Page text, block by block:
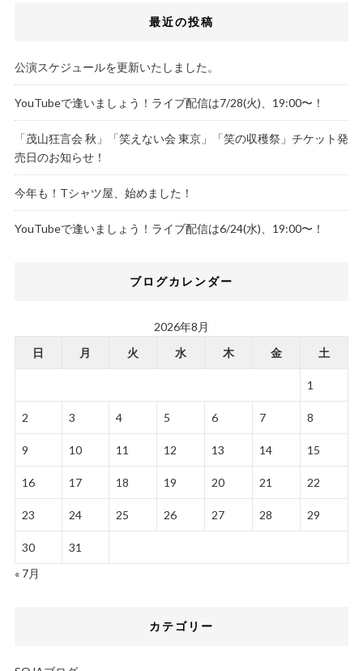
最近の投稿
公演スケジュールを更新いたしました。
YouTubeで逢いましょう！ライブ配信は7/28(火)、19:00〜！
「茂山狂言会 秋」「笑えない会 東京」「笑の収穫祭」チケット発
売日のお知らせ！
今年も！Tシャツ屋、始めました！
YouTubeで逢いましょう！ライブ配信は6/24(水)、19:00〜！
ブログカレンダー
2026年8月
日
月 火 水 木 金 土
1
2 3 4 5 6 7 8
9 10 11 12 13 14 15
16 17 18 19 20 21 22
23 24 25 26 27 28 29
30
31
« 7月
カテゴリー